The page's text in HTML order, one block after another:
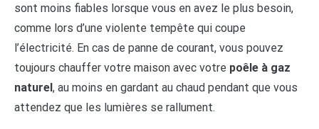
sont moins fiables lorsque vous en avez le plus besoin,
comme lors d’une violente tempête qui coupe
l’électricité. En cas de panne de courant, vous pouvez
toujours chauffer votre maison avec votre poêle à gaz
naturel, au moins en gardant au chaud pendant que vous
attendez que les lumières se rallument.